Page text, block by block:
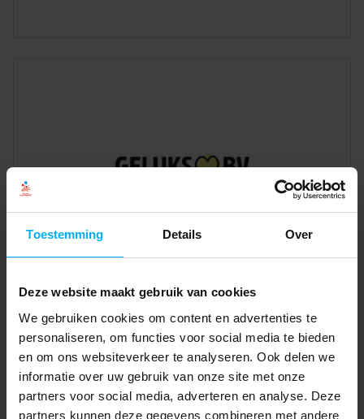
Toestemming Details Over
Deze website maakt gebruik van cookies
We gebruiken cookies om content en advertenties te
personaliseren, om functies voor social media te bieden
en om ons websiteverkeer te analyseren. Ook delen we
informatie over uw gebruik van onze site met onze
partners voor social media, adverteren en analyse. Deze
partners kunnen deze gegevens combineren met andere